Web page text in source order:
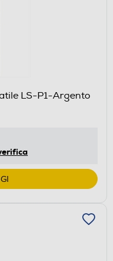
LS-P1-Argento